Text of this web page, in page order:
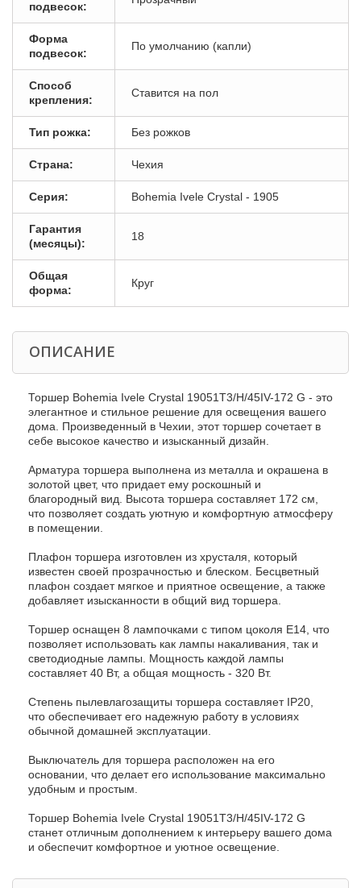
подвесок:
Форма
подвесок:
По умолчанию (капли)
Способ
крепления:
Ставится на пол
Тип рожка: Без рожков
Страна: Чехия
Серия: Bohemia Ivele Crystal - 1905
Гарантия
(месяцы):
18
Общая
форма:
Круг
ОПИСАНИЕ
Торшер Bohemia Ivele Crystal 19051T3/H/45IV-172 G - это
элегантное и стильное решение для освещения вашего
дома. Произведенный в Чехии, этот торшер сочетает в
себе высокое качество и изысканный дизайн.
Арматура торшера выполнена из металла и окрашена в
золотой цвет, что придает ему роскошный и
благородный вид. Высота торшера составляет 172 см,
что позволяет создать уютную и комфортную атмосферу
в помещении.
Плафон торшера изготовлен из хрусталя, который
известен своей прозрачностью и блеском. Бесцветный
плафон создает мягкое и приятное освещение, а также
добавляет изысканности в общий вид торшера.
Торшер оснащен 8 лампочками с типом цоколя E14, что
позволяет использовать как лампы накаливания, так и
светодиодные лампы. Мощность каждой лампы
составляет 40 Вт, а общая мощность - 320 Вт.
Степень пылевлагозащиты торшера составляет IP20,
что обеспечивает его надежную работу в условиях
обычной домашней эксплуатации.
Выключатель для торшера расположен на его
основании, что делает его использование максимально
удобным и простым.
Торшер Bohemia Ivele Crystal 19051T3/H/45IV-172 G
станет отличным дополнением к интерьеру вашего дома
и обеспечит комфортное и уютное освещение.